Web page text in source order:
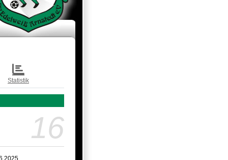
Statistik
16